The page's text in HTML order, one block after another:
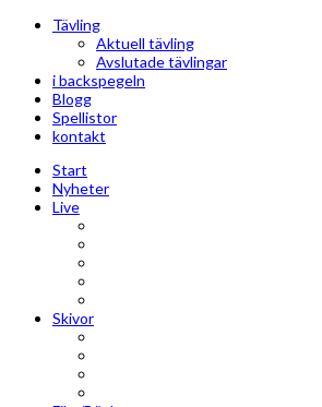
Tävling
Aktuell tävling
Avslutade tävlingar
i backspegeln
Blogg
Spellistor
kontakt
Start
Nyheter
Live
Skivor